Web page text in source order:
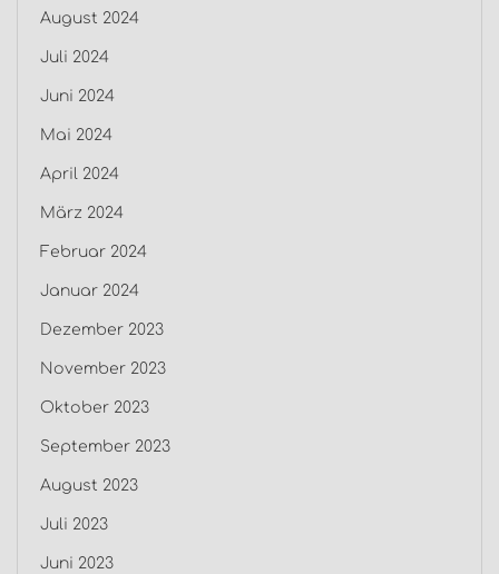
August 2024
Juli 2024
Juni 2024
Mai 2024
April 2024
März 2024
Februar 2024
Januar 2024
Dezember 2023
November 2023
Oktober 2023
September 2023
August 2023
Juli 2023
Juni 2023